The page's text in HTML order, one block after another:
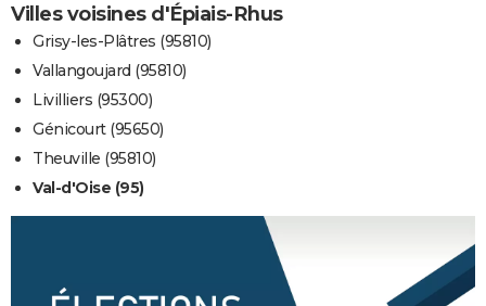
Villes voisines d'Épiais-Rhus
Grisy-les-Plâtres (95810)
Vallangoujard (95810)
Livilliers (95300)
Génicourt (95650)
Theuville (95810)
Val-d'Oise (95)